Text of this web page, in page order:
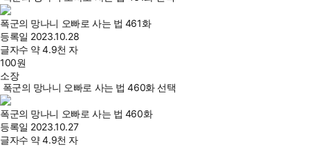
폭군의 망나니 오빠로 사는 법 461화
등록일 2023.10.28
글자수 약 4.9천 자
100원
소장
폭군의 망나니 오빠로 사는 법 460화 선택
폭군의 망나니 오빠로 사는 법 460화
등록일 2023.10.27
글자수 약 4.9천 자